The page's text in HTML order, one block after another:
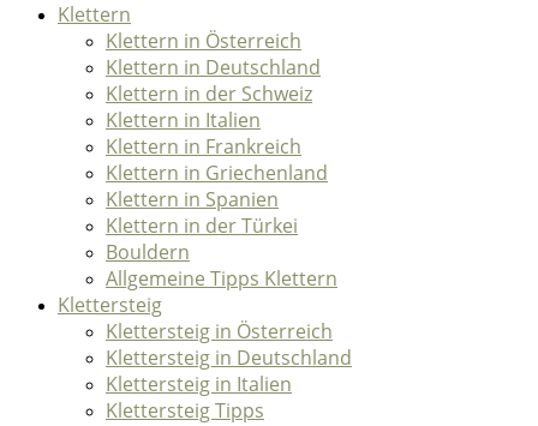
Klettern
Klettern in Österreich
Klettern in Deutschland
Klettern in der Schweiz
Klettern in Italien
Klettern in Frankreich
Klettern in Griechenland
Klettern in Spanien
Klettern in der Türkei
Bouldern
Allgemeine Tipps Klettern
Klettersteig
Klettersteig in Österreich
Klettersteig in Deutschland
Klettersteig in Italien
Klettersteig Tipps